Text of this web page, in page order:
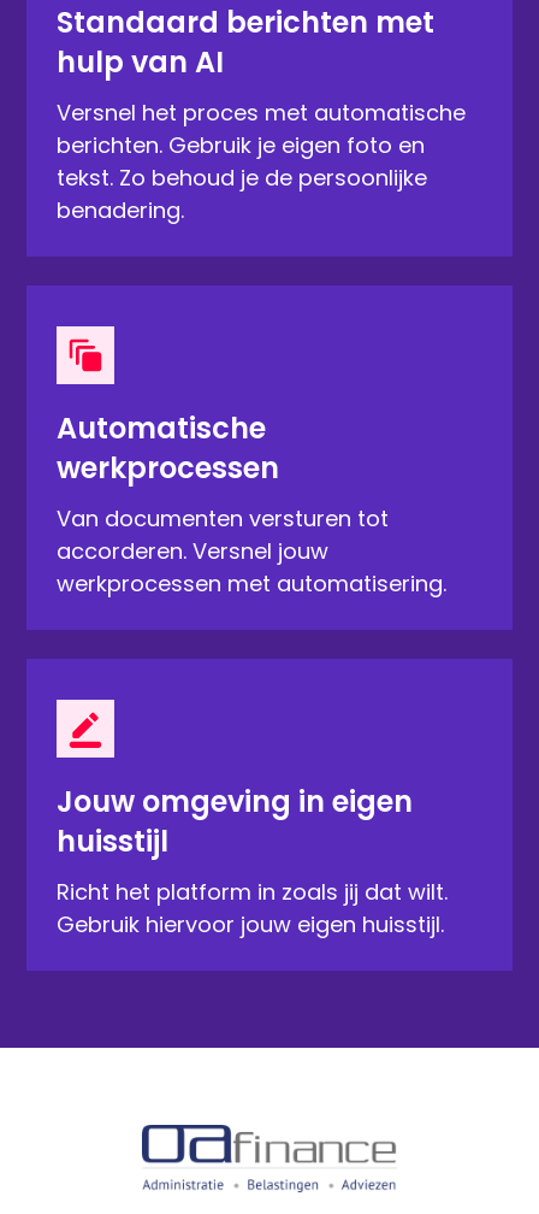
Standaard berichten met
hulp van AI
Versnel het proces met automatische
berichten. Gebruik je eigen foto en
tekst. Zo behoud je de persoonlijke
benadering.
Automatische
werkprocessen
Van documenten versturen tot
accorderen. Versnel jouw
werkprocessen met automatisering.
Jouw omgeving in eigen
huisstijl
Richt het platform in zoals jij dat wilt.
Gebruik hiervoor jouw eigen huisstijl.